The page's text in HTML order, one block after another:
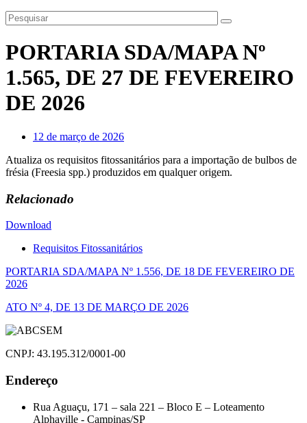
PORTARIA SDA/MAPA Nº
1.565, DE 27 DE FEVEREIRO
DE 2026
12 de março de 2026
Atualiza os requisitos fitossanitários para a importação de bulbos de
frésia (Freesia spp.) produzidos em qualquer origem.
Relacionado
Download
Requisitos Fitossanitários
Navegação
de
Post
PORTARIA SDA/MAPA Nº 1.556, DE 18 DE FEVEREIRO DE
2026
ATO Nº 4, DE 13 DE MARÇO DE 2026
CNPJ: 43.195.312/0001-00
Endereço
Rua Aguaçu, 171 – sala 221 – Bloco E – Loteamento
Alphaville - Campinas/SP